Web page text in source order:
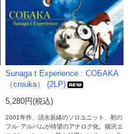
Sunaga t Experience : COБAKA
（crouka） (2LP)
5,280円(税込)
2001年作、須永辰緒のソロユニット、初の
フル･アルバムが待望のアナログ化。猫沢エ